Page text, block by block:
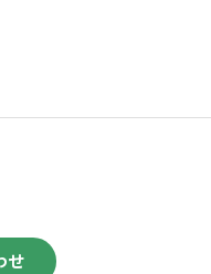
せ